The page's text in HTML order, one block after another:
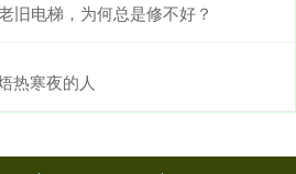
旧电梯，为何总是修不好？
热寒夜的人